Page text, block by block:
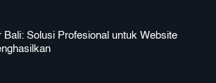
Bali: Solusi Profesional untuk Website